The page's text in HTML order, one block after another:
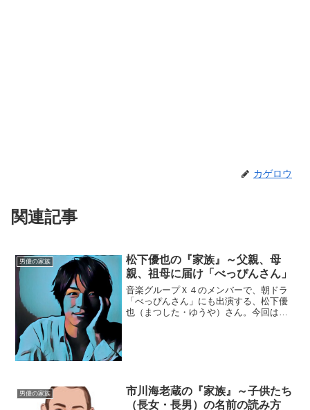
カゲロウ
関連記事
男優の家族
松下優也の『家族』～父親、母
親、祖母に届け「べっぴんさん」
音楽グループＸ４のメンバーで、朝ドラ
「べっぴんさん」にも出演する、松下優
也（まつした・ゆうや）さん。今回は、
男優の家族
市川海老蔵の『家族』～子供たち
（長女・長男）の名前の読み方